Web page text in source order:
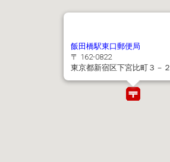
飯田橋駅東口郵便局
〒 162-0822
東京都新宿区下宮比町３－２